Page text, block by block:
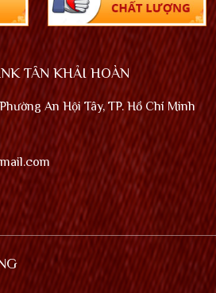
TÂN KHẢI HOÀN
An Hội Tây, TP. Hồ Chí Minh